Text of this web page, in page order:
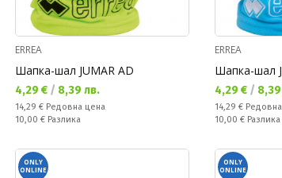
ERREA
Шапка-шал JUMAR AD
Текуща цена:
4,29 € / 8,39 лв.
Редовна цена:
14,29 € Редовна цена
Спестявате:
10,00 € Разлика
ERREA
Шапка-шал
Текуща
4,29 € /
Редовна цена:
14,29 €
Спестявате:
10,00 € Разлика
ONLY
ONLINE
ONLY
ONLINE